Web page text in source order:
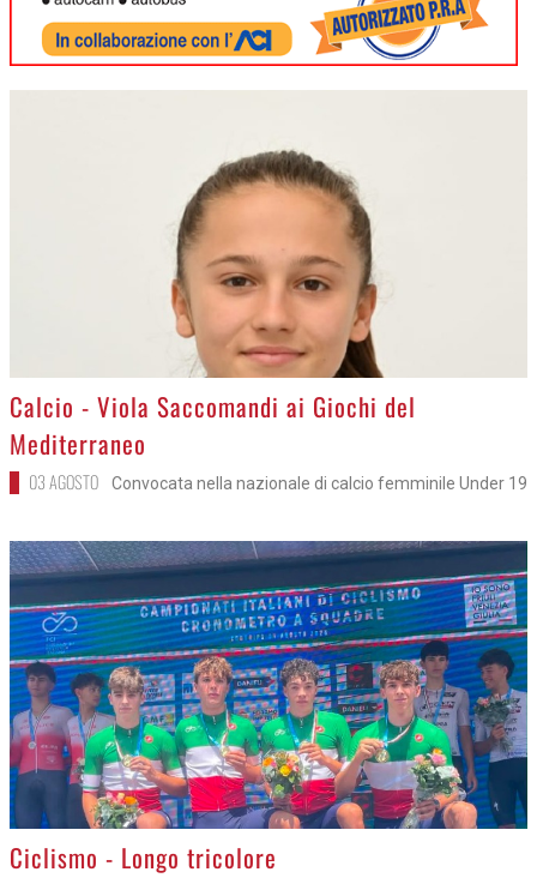
>
Calcio - Viola Saccomandi ai Giochi del
Mediterraneo
03 AGOSTO Convocata nella nazionale di calcio femminile Under 19
>
Ciclismo - Longo tricolore